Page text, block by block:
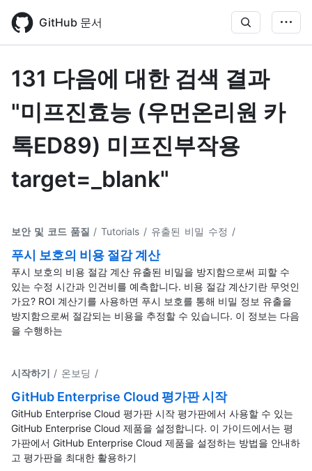
main
GitHub 문서
131 다음에 대한 검색 결과
"미프진효능 (우먼온리원 카
톡ED89) 미프진부작용
target=_blank"
보안 및 코드 품질 / Tutorials / 유출된 비밀 수정 /
푸시 보호의 비용 절감 계산
푸시 보호의 비용 절감 계산 유출된 비밀을 방지함으로써 피할 수
있는 수정 시간과 인건비를 예측합니다. 비용 절감 계산기란 무엇인
가요? ROI 계산기를 사용하면 푸시 보호를 통해 비밀 정보 유출을
방지함으로써 절감되는 비용을 추정할 수 있습니다. 이 정보는 다음
을 수행하는
시작하기 / 온보딩 /
GitHub Enterprise Cloud 평가판 시작
GitHub Enterprise Cloud 평가판 시작 평가판에서 사용할 수 있는
GitHub Enterprise Cloud 제품을 설정합니다. 이 가이드에서는 평
가판에서 GitHub Enterprise Cloud 제품을 설정하는 방법을 안내하
고 평가판을 최대한 활용하기